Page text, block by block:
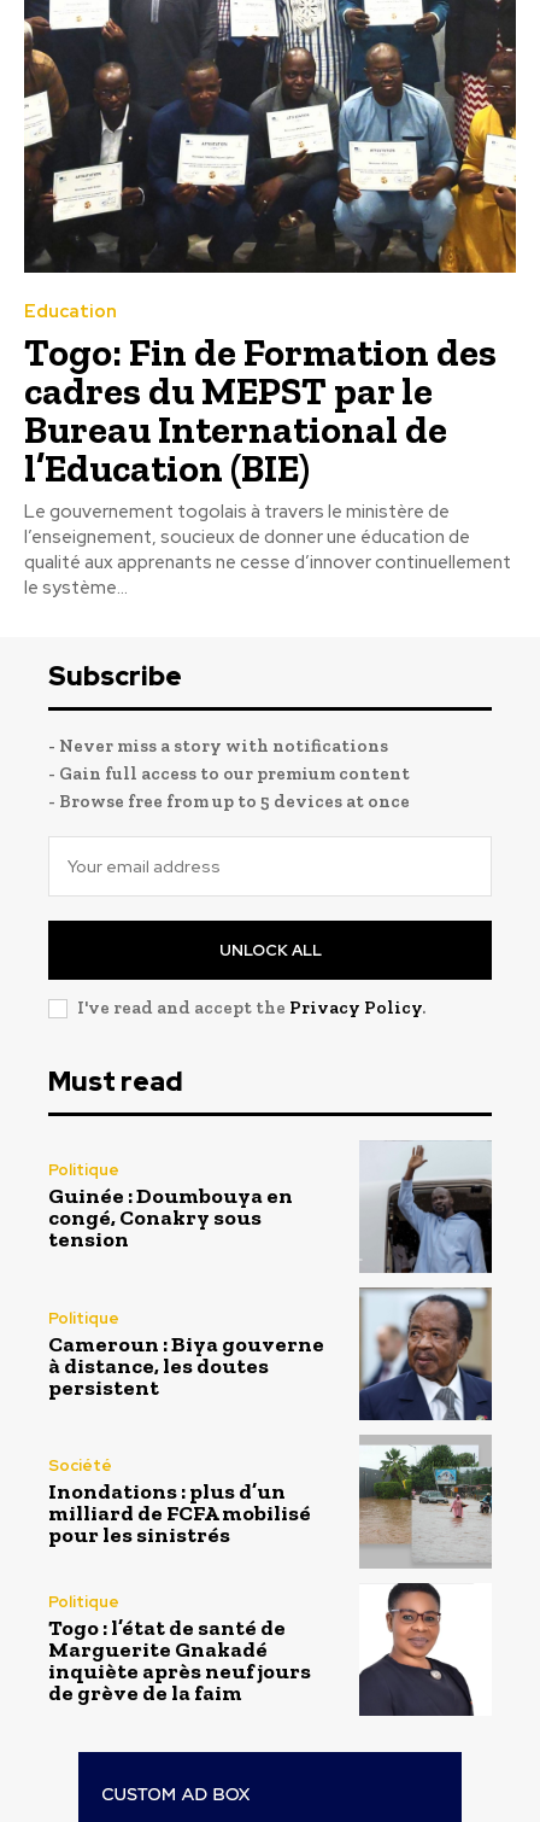
Education
Togo: Fin de Formation des
cadres du MEPST par le
Bureau International de
l’Education (BIE)
Le gouvernement togolais à travers le ministère de
l’enseignement, soucieux de donner une éducation de
qualité aux apprenants ne cesse d’innover continuellement
le système...
Subscribe
- Never miss a story with notifications
- Gain full access to our premium content
- Browse free from up to 5 devices at once
UNLOCK ALL
I've read and accept the Privacy Policy.
Must read
Politique
Guinée : Doumbouya en
congé, Conakry sous
tension
Politique
Cameroun : Biya gouverne
à distance, les doutes
persistent
Société
Inondations : plus d’un
milliard de FCFA mobilisé
pour les sinistrés
Politique
Togo : l’état de santé de
Marguerite Gnakadé
inquiète après neuf jours
de grève de la faim